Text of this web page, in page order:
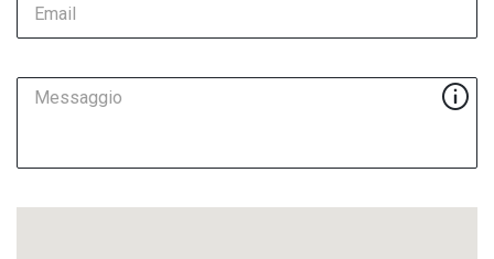
Email
Messaggio